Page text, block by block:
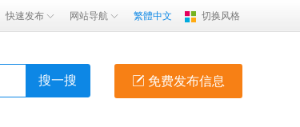
快速发布 网站导航 繁體中文 切换风格
免费发布信息
搜一搜